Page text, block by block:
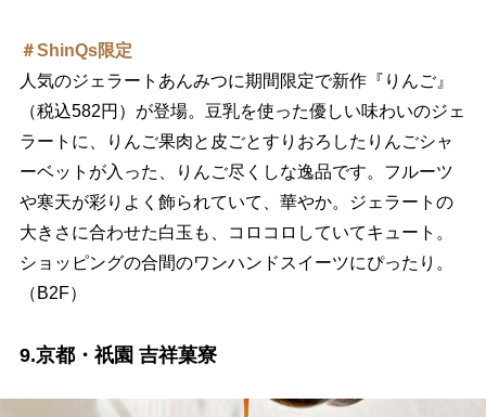
＃ShinQs限定
人気のジェラートあんみつに期間限定で新作『りんご』
（税込582円）が登場。豆乳を使った優しい味わいのジェ
ラートに、りんご果肉と皮ごとすりおろしたりんごシャ
ーベットが入った、りんご尽くしな逸品です。フルーツ
寒天が彩りよく飾られていて、華やか。ジェラートの
大きさに合わせた白玉も、コロコロしていてキュート。
ショッピングの合間のワンハンドスイーツにぴったり。
（B2F）
9.京都・祇園 吉祥菓寮